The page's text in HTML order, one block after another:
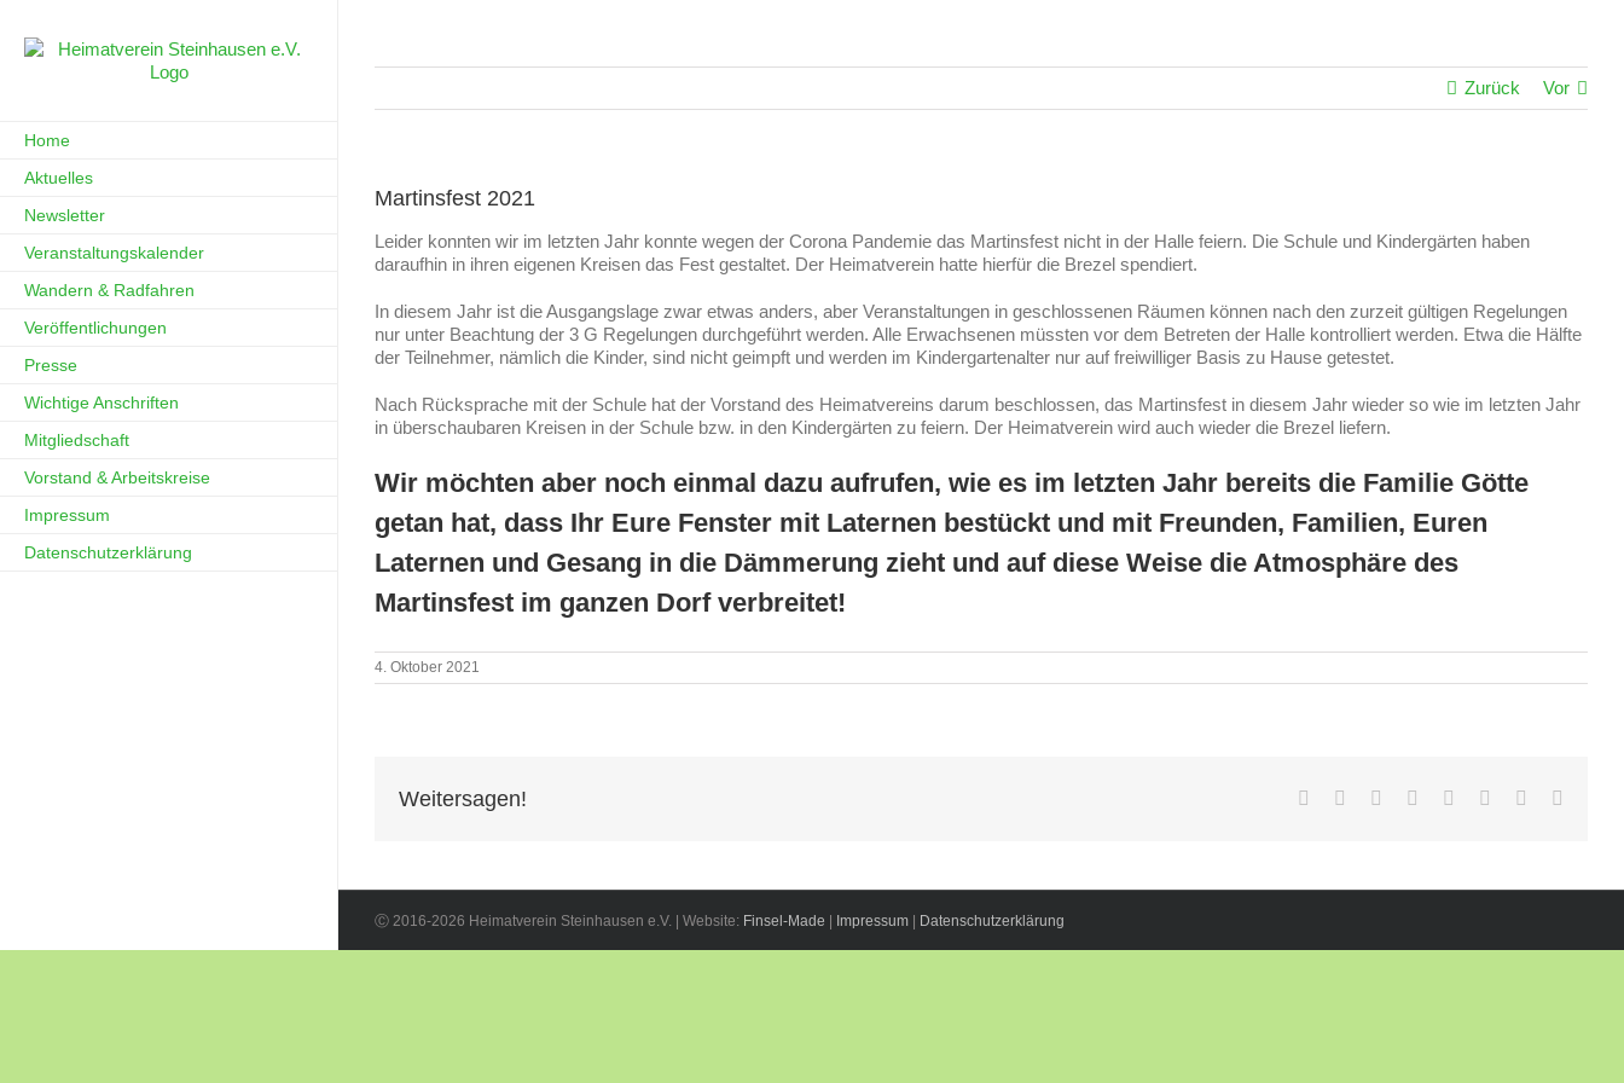
Inhalt
springen
Home
Aktuelles
Newsletter
Veranstaltungskalender
Wandern & Radfahren
Veröffentlichungen
Presse
Wichtige Anschriften
Mitgliedschaft
Vorstand & Arbeitskreise
Impressum
Datenschutzerklärung
Zurück Vor
Martinsfest 2021
Leider konnten wir im letzten Jahr konnte wegen der Corona Pandemie das Martinsfest nicht in der Halle feiern. Die Schule und Kindergärten haben
daraufhin in ihren eigenen Kreisen das Fest gestaltet. Der Heimatverein hatte hierfür die Brezel spendiert.
In diesem Jahr ist die Ausgangslage zwar etwas anders, aber Veranstaltungen in geschlossenen Räumen können nach den zurzeit gültigen Regelungen
nur unter Beachtung der 3 G Regelungen durchgeführt werden. Alle Erwachsenen müssten vor dem Betreten der Halle kontrolliert werden. Etwa die Hälfte
der Teilnehmer, nämlich die Kinder, sind nicht geimpft und werden im Kindergartenalter nur auf freiwilliger Basis zu Hause getestet.
Nach Rücksprache mit der Schule hat der Vorstand des Heimatvereins darum beschlossen, das Martinsfest in diesem Jahr wieder so wie im letzten Jahr
in überschaubaren Kreisen in der Schule bzw. in den Kindergärten zu feiern. Der Heimatverein wird auch wieder die Brezel liefern.
Wir möchten aber noch einmal dazu aufrufen, wie es im letzten Jahr bereits die Familie Götte
getan hat, dass Ihr Eure Fenster mit Laternen bestückt und mit Freunden, Familien, Euren
Laternen und Gesang in die Dämmerung zieht und auf diese Weise die Atmosphäre des
Martinsfest im ganzen Dorf verbreitet!
4. Oktober 2021
Weitersagen! Facebook Reddit LinkedIn
TumblrPinterest
Ⓒ 2016-2026 Heimatverein Steinhausen e.V. | Website: Finsel-Made Impressum Datenschutzerklärung